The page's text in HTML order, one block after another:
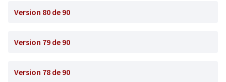
Version 80 de 90
Version 79 de 90
Version 78 de 90